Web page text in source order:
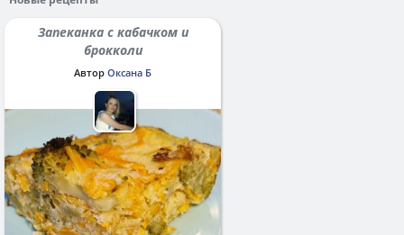
Запеканка с кабачком и
брокколи
Автор Оксана Б